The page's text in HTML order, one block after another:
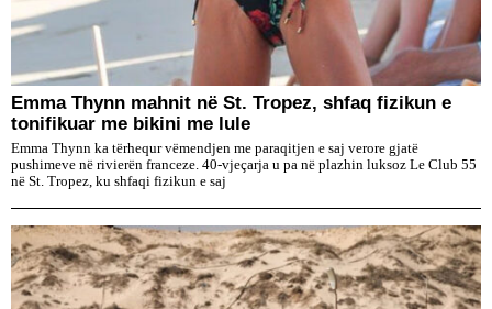
Emma Thynn mahnit në St. Tropez, shfaq fizikun e
tonifikuar me bikini me lule
Emma Thynn ka tërhequr vëmendjen me paraqitjen e saj verore gjatë
pushimeve në rivierën franceze. 40-vjeçarja u pa në plazhin luksoz Le Club 55
në St. Tropez, ku shfaqi fizikun e saj